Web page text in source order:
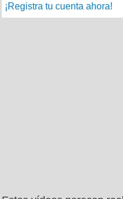
¡Registra tu cuenta ahora!